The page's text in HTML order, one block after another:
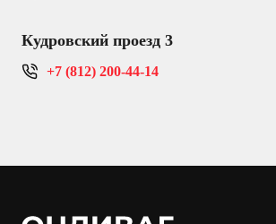
Кудровский проезд 3
+7 (812) 200-44-14